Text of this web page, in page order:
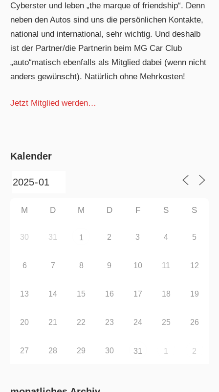
Cyberster und leben „the marque of friendship“. Denn
neben den Autos sind uns die persönlichen Kontakte,
national und international, sehr wichtig. Und deshalb
ist der Partner/die Partnerin beim MG Car Club
„auto“matisch ebenfalls als Mitglied dabei (wenn nicht
anders gewünscht). Natürlich ohne Mehrkosten!
Jetzt Mitglied werden…
Kalender
M D M D F S S
30 31 1 2 3 4 5
6 7 8 9 10 11 12
13 14 15 16 17 18 19
20 21 22 23 24 25 26
27 28 29 30 31 1 2